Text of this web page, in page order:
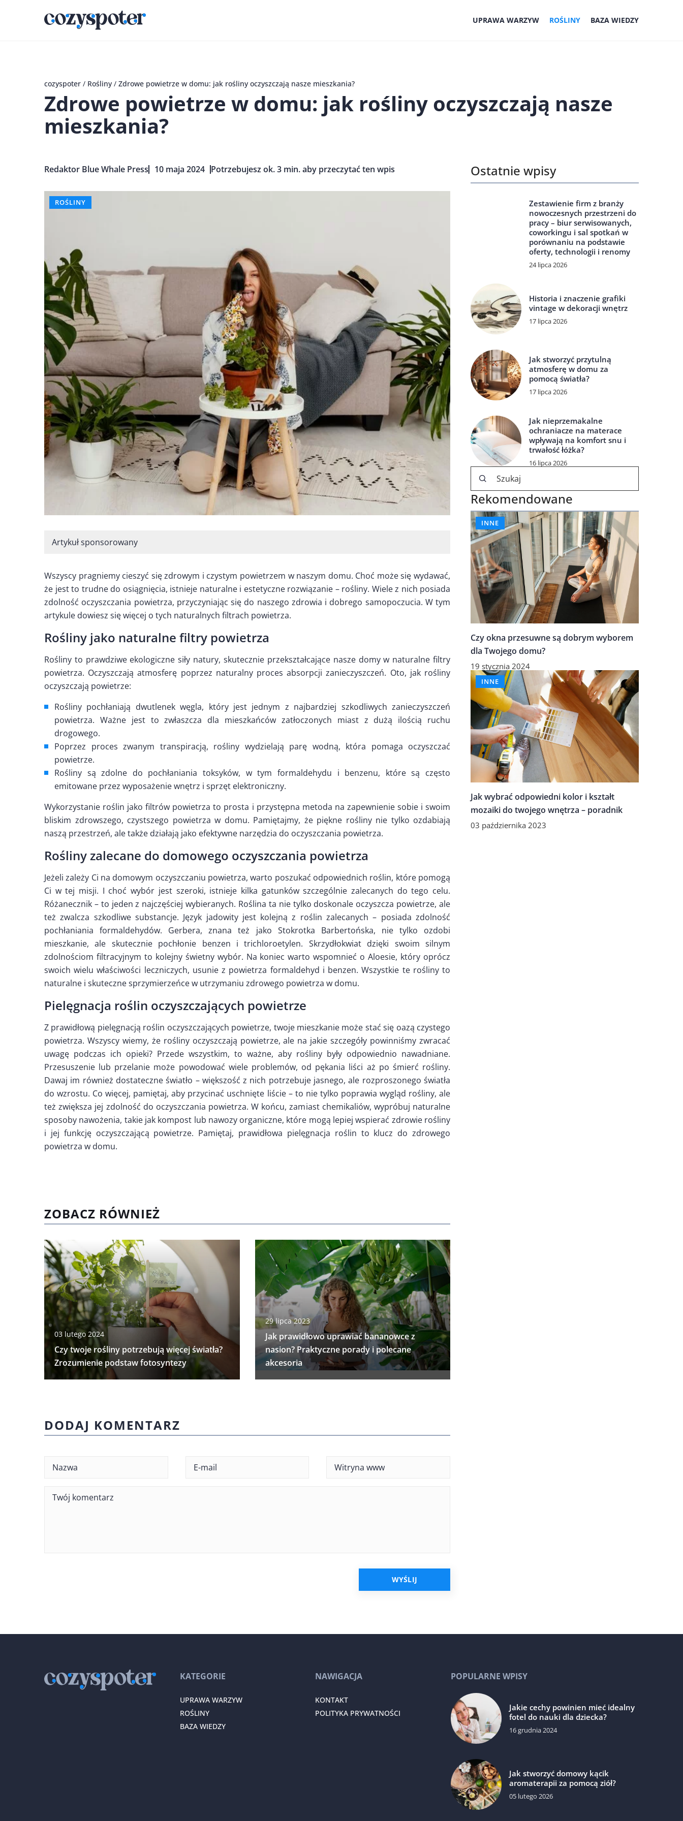
UPRAWA WARZYW ROŚLINY BAZA WIEDZY
cozyspoter / Rośliny / Zdrowe powietrze w domu: jak rośliny oczyszczają nasze mieszkania?
Zdrowe powietrze w domu: jak rośliny oczyszczają nasze
mieszkania?
Redaktor Blue Whale Press 10 maja 2024 Potrzebujesz ok. 3 min. aby przeczytać ten wpis
ROŚLINY
Artykuł sponsorowany
Wszyscy pragniemy cieszyć się zdrowym i czystym powietrzem w naszym domu. Choć może się wydawać,
że jest to trudne do osiągnięcia, istnieje naturalne i estetyczne rozwiązanie – rośliny. Wiele z nich posiada
zdolność oczyszczania powietrza, przyczyniając się do naszego zdrowia i dobrego samopoczucia. W tym
artykule dowiesz się więcej o tych naturalnych filtrach powietrza.
Rośliny jako naturalne filtry powietrza
Rośliny to prawdziwe ekologiczne siły natury, skutecznie przekształcające nasze domy w naturalne filtry
powietrza. Oczyszczają atmosferę poprzez naturalny proces absorpcji zanieczyszczeń. Oto, jak rośliny
oczyszczają powietrze:
Rośliny pochłaniają dwutlenek węgla, który jest jednym z najbardziej szkodliwych zanieczyszczeń
powietrza. Ważne jest to zwłaszcza dla mieszkańców zatłoczonych miast z dużą ilością ruchu
drogowego.
Poprzez proces zwanym transpiracją, rośliny wydzielają parę wodną, która pomaga oczyszczać
powietrze.
Rośliny są zdolne do pochłaniania toksyków, w tym formaldehydu i benzenu, które są często
emitowane przez wyposażenie wnętrz i sprzęt elektroniczny.
Wykorzystanie roślin jako filtrów powietrza to prosta i przystępna metoda na zapewnienie sobie i swoim
bliskim zdrowszego, czystszego powietrza w domu. Pamiętajmy, że piękne rośliny nie tylko ozdabiają
naszą przestrzeń, ale także działają jako efektywne narzędzia do oczyszczania powietrza.
Rośliny zalecane do domowego oczyszczania powietrza
Jeżeli zależy Ci na domowym oczyszczaniu powietrza, warto poszukać odpowiednich roślin, które pomogą
Ci w tej misji. I choć wybór jest szeroki, istnieje kilka gatunków szczególnie zalecanych do tego celu.
Różanecznik – to jeden z najczęściej wybieranych. Roślina ta nie tylko doskonale oczyszcza powietrze, ale
też zwalcza szkodliwe substancje. Język jadowity jest kolejną z roślin zalecanych – posiada zdolność
pochłaniania formaldehydów. Gerbera, znana też jako Stokrotka Barbertońska, nie tylko ozdobi
mieszkanie, ale skutecznie pochłonie benzen i trichloroetylen. Skrzydłokwiat dzięki swoim silnym
zdolnościom filtracyjnym to kolejny świetny wybór. Na koniec warto wspomnieć o Aloesie, który oprócz
swoich wielu właściwości leczniczych, usunie z powietrza formaldehyd i benzen. Wszystkie te rośliny to
naturalne i skuteczne sprzymierzeńce w utrzymaniu zdrowego powietrza w domu.
Pielęgnacja roślin oczyszczających powietrze
Z prawidłową pielęgnacją roślin oczyszczających powietrze, twoje mieszkanie może stać się oazą czystego
powietrza. Wszyscy wiemy, że rośliny oczyszczają powietrze, ale na jakie szczegóły powinniśmy zwracać
uwagę podczas ich opieki? Przede wszystkim, to ważne, aby rośliny były odpowiednio nawadniane.
Przesuszenie lub przelanie może powodować wiele problemów, od pękania liści aż po śmierć rośliny.
Dawaj im również dostateczne światło – większość z nich potrzebuje jasnego, ale rozproszonego światła
do wzrostu. Co więcej, pamiętaj, aby przycinać uschnięte liście – to nie tylko poprawia wygląd rośliny, ale
też zwiększa jej zdolność do oczyszczania powietrza. W końcu, zamiast chemikaliów, wypróbuj naturalne
sposoby nawożenia, takie jak kompost lub nawozy organiczne, które mogą lepiej wspierać zdrowie rośliny
i jej funkcję oczyszczającą powietrze. Pamiętaj, prawidłowa pielęgnacja roślin to klucz do zdrowego
powietrza w domu.
ZOBACZ RÓWNIEŻ
03 lutego 2024
Czy twoje rośliny potrzebują więcej światła?
Zrozumienie podstaw fotosyntezy
29 lipca 2023
Jak prawidłowo uprawiać bananowce z
nasion? Praktyczne porady i polecane
akcesoria
Ostatnie wpisy
Zestawienie firm z branży
nowoczesnych przestrzeni do
pracy – biur serwisowanych,
coworkingu i sal spotkań w
porównaniu na podstawie
oferty, technologii i renomy
24 lipca 2026
Historia i znaczenie grafiki
vintage w dekoracji wnętrz
17 lipca 2026
Jak stworzyć przytulną
atmosferę w domu za
pomocą światła?
17 lipca 2026
Jak nieprzemakalne
ochraniacze na materace
wpływają na komfort snu i
trwałość łóżka?
16 lipca 2026
Rekomendowane
INNE
Czy okna przesuwne są dobrym wyborem
dla Twojego domu?
19 stycznia 2024
INNE
Jak wybrać odpowiedni kolor i kształt
mozaiki do twojego wnętrza – poradnik
03 października 2023
DODAJ KOMENTARZ
KATEGORIE
UPRAWA WARZYW
ROŚLINY
BAZA WIEDZY
NAWIGACJA
KONTAKT
POLITYKA PRYWATNOŚCI
POPULARNE WPISY
Jakie cechy powinien mieć idealny
fotel do nauki dla dziecka?
16 grudnia 2024
Jak stworzyć domowy kącik
aromaterapii za pomocą ziół?
05 lutego 2026